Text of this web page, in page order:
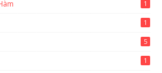
1
1
5
1